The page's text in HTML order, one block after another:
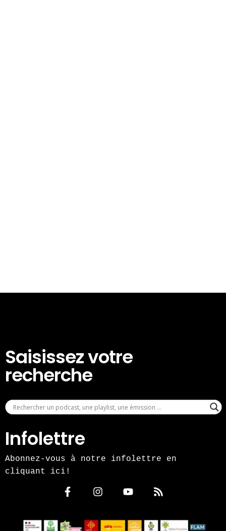
Saisissez votre
recherche
Infolettre
Abonnez-vous à notre infolettre en
cliquant ici!